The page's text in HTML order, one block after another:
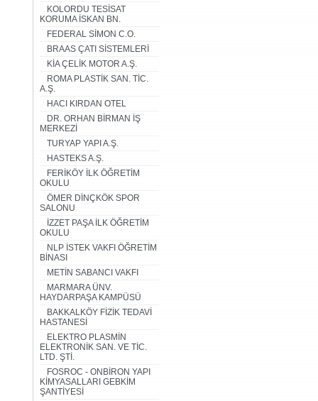
KOLORDU TESİSAT
KORUMA İSKAN BN.
FEDERAL SİMON C.O.
BRAAS ÇATI SİSTEMLERİ
KİA ÇELİK MOTOR A.Ş.
ROMA PLASTİK SAN. TİC.
A.Ş.
HACI KIRDAN OTEL
DR. ORHAN BİRMAN İŞ
MERKEZİ
TURYAP YAPI A.Ş.
HASTEKS A.Ş.
FERİKÖY İLK ÖĞRETİM
OKULU
ÖMER DİNÇKÖK SPOR
SALONU
İZZET PAŞA İLK ÖĞRETİM
OKULU
NLP İSTEK VAKFI ÖĞRETİM
BİNASI
METİN SABANCI VAKFI
MARMARA ÜNV.
HAYDARPAŞA KAMPÜSÜ
BAKKALKÖY FİZİK TEDAVİ
HASTANESİ
ELEKTRO PLASMİN
ELEKTRONİK SAN. VE TİC.
LTD. ŞTİ.
FOSROC - ONBİRON YAPI
KİMYASALLARI GEBKİM
ŞANTİYESİ